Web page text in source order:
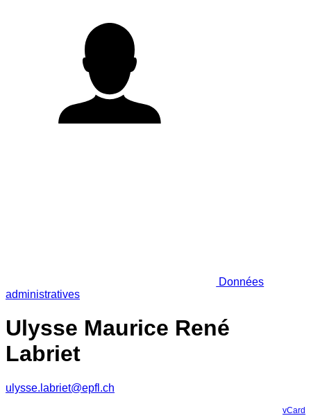
Données
administratives
Ulysse Maurice René
Labriet
ulysse.labriet@epfl.ch
vCard